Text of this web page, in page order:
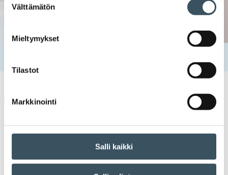
valinta
Välttämätön
Mieltymykset
Tilastot
Markkinointi
Salli kaikki
Kauppa kouluttaa
Työ ilman tuloksia – mikä